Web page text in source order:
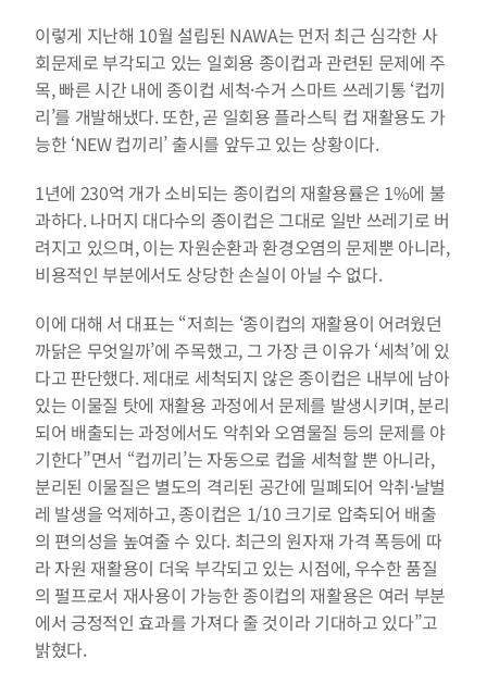
이렇게 지난해 10월 설립된 NAWA는 먼저 최근 심각한 사
회문제로 부각되고 있는 일회용 종이컵과 관련된 문제에 주
목, 빠른 시간 내에 종이컵 세척·수거 스마트 쓰레기통 ‘컵끼
리’를 개발해냈다. 또한, 곧 일회용 플라스틱 컵 재활용도 가
능한 ‘NEW 컵끼리’ 출시를 앞두고 있는 상황이다.
1년에 230억 개가 소비되는 종이컵의 재활용률은 1%에 불
과하다. 나머지 대다수의 종이컵은 그대로 일반 쓰레기로 버
려지고 있으며, 이는 자원순환과 환경오염의 문제뿐 아니라,
비용적인 부분에서도 상당한 손실이 아닐 수 없다.
이에 대해 서 대표는 “저희는 ‘종이컵의 재활용이 어려웠던
까닭은 무엇일까’에 주목했고, 그 가장 큰 이유가 ‘세척’에 있
다고 판단했다. 제대로 세척되지 않은 종이컵은 내부에 남아
있는 이물질 탓에 재활용 과정에서 문제를 발생시키며, 분리
되어 배출되는 과정에서도 악취와 오염물질 등의 문제를 야
기한다”면서 ‘‘컵끼리’는 자동으로 컵을 세척할 뿐 아니라,
분리된 이물질은 별도의 격리된 공간에 밀폐되어 악취·날벌
레 발생을 억제하고, 종이컵은 1/10 크기로 압축되어 배출
의 편의성을 높여줄 수 있다. 최근의 원자재 가격 폭등에 따
라 자원 재활용이 더욱 부각되고 있는 시점에, 우수한 품질
의 펄프로서 재사용이 가능한 종이컵의 재활용은 여러 부분
에서 긍정적인 효과를 가져다 줄 것이라 기대하고 있다”고
밝혔다.